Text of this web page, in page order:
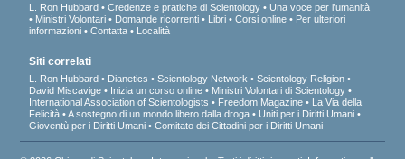
L. Ron Hubbard Credenze e pratiche di Scientology
Una voce per l’umanità
Ministri Volontari
Domande ricorrenti Libri Corsi online
Per ulteriori
informazioni
Contatta Località
Siti correlati
L. Ron Hubbard Dianetics Scientology Network
Scientology Religion
David Miscavige
Inizia un corso online
Ministri Volontari di Scientology
International Association of Scientologists
Freedom Magazine
La Via della
Felicità
A sostegno di un mondo libero dalla droga
Uniti per i Diritti Umani
Gioventù per i Diritti Umani
Comitato dei Cittadini per i Diritti Umani